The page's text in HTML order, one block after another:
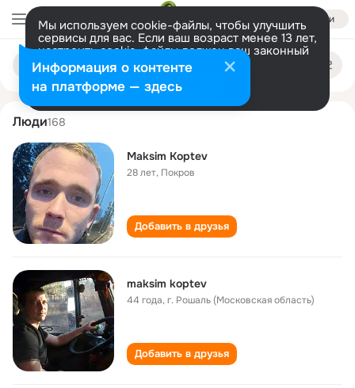
Войти
Мы используем cookie-файлы, чтобы улучшить
сервисы для вас. Если ваш возраст менее 13 лет,
настроить cookie-файлы должен ваш законный
представитель. Больше информации
Разрешить все Настроить
Поиск
людям
maksim koptev
Люди168
Maksim Koptev
28 лет, Покров
Добавить в друзья
maksim koptev
44 года,г. Рошаль (Московская область)
Добавить в друзья
Информация о контенте
на платформе — здесь